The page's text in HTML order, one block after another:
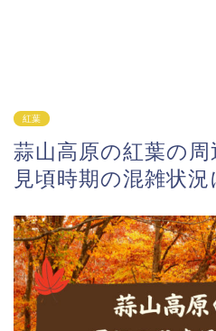
紅葉
蒜山高原の紅葉の周
見頃時期の混雑状